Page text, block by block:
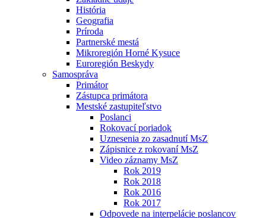
História
Geografia
Príroda
Partnerské mestá
Mikroregión Horné Kysuce
Euroregión Beskydy
Samospráva
Primátor
Zástupca primátora
Mestské zastupiteľstvo
Poslanci
Rokovací poriadok
Uznesenia zo zasadnutí MsZ
Zápisnice z rokovaní MsZ
Video záznamy MsZ
Rok 2019
Rok 2018
Rok 2016
Rok 2017
Odpovede na interpelácie poslancov